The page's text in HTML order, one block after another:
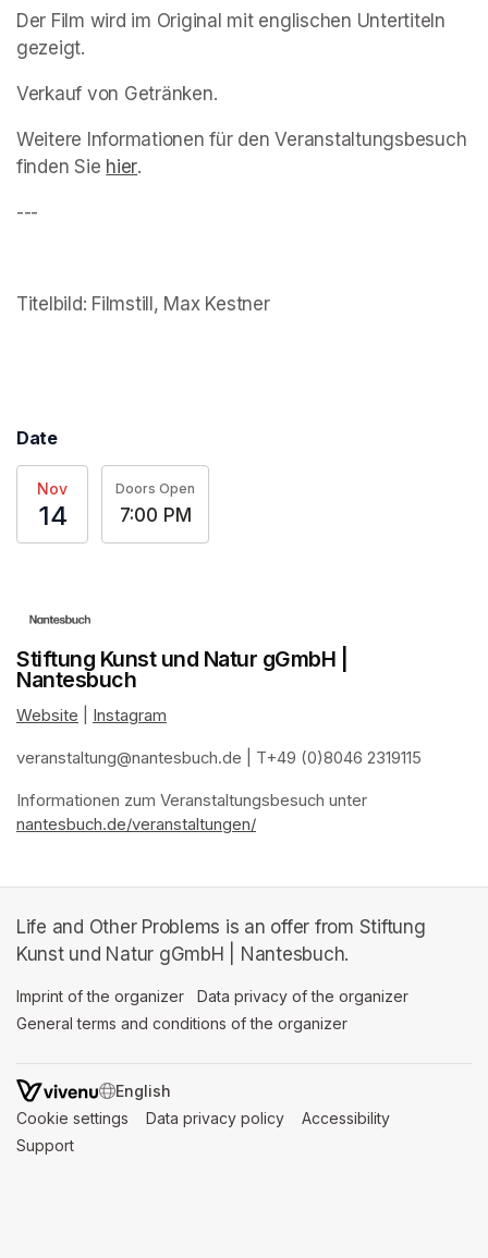
Der Film wird im Original mit englischen Untertiteln
gezeigt.
Verkauf von Getränken.
Weitere Informationen für den Veranstaltungsbesuch
finden Sie (opens in a new tab)
hier(opens in a new tab)
.
---
(opens in a new tab)
Titelbild: Filmstill, Max Kestner
Date
Nov
14
Doors Open
7:00 PM
Stiftung Kunst und Natur gGmbH |
Nantesbuch
Website (opens in a new tab)
Instagram
veranstaltung@nantesbuch.de (opens in a new tab)
| T+49 (0)8046 2319115
Informationen zum Veranstaltungsbesuch (opens in a new tab)
(opens in a new tab)
(opens in a new tab)
(opens in a new tab)
nantesbuch.de/veranstaltungen/
Life and Other Problems is an offer from Stiftung
Kunst und Natur gGmbH | Nantesbuch.
Imprint of the organizer (opens in a new tab)
Data privacy of the organizer
General terms and conditions of the organizer
SWITCH LANGUAGE
Cookie settings (opens in a new tab)
Data privacy policy (opens in a new tab)
Accessibility
Support